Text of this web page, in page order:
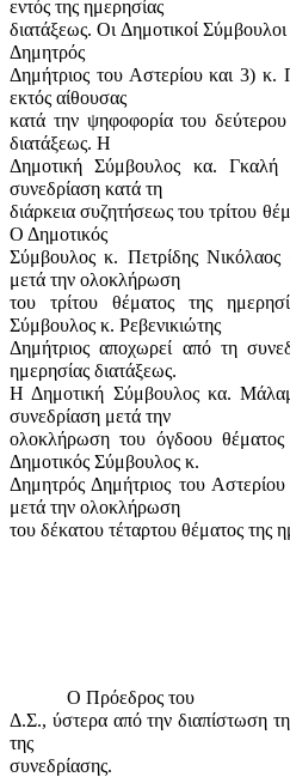
εντός της ημερησίας
διατάξεως. Οι Δημοτικοί
Δημητρός
Δημήτριος του Αστερίου και 3) κ.
εκτός αίθουσας
κατά την ψηφοφορία του
διατάξεως. Η
Δημοτική Σύμβουλος κα. Γκαλή
συνεδρίαση κατά τη
διάρκεια συζητήσεως του τρίτου
Ο Δημοτικός
Σύμβουλος κ. Πετρίδης
μετά την ολοκλήρωση
του τρίτου θέματος της
Σύμβουλος κ. Ρεβενικιώτης
Δημήτριος αποχωρεί από τη
ημερησίας διατάξεως.
Η Δημοτική Σύμβουλος κα.
συνεδρίαση μετά την
ολοκλήρωση του όγδοου
Δημοτικός Σύμβουλος κ.
Δημητρός Δημήτριος του
μετά την ολοκλήρωση
του δέκατου τέταρτου θέματος της
Ο Πρόεδρος του
Δ.Σ., ύστερα από την διαπίστωση
της
συνεδρίασης.